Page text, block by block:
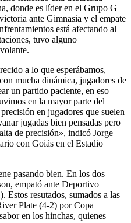
donde es líder en el Grupo G
ante Gimnasia y el empate
está afectando al
tuvo alguno
a lo que esperábamos,
mucha dinámica, jugadores de
un partido paciente, en eso
en la mayor parte del
en jugadores que suelen
jugadas bien pensadas pero
de precisión», indicó Jorge
con Goiás en el Estadio
pasando bien. En los dos
empató ante Deportivo
resutados, sumados a las
Plate (4-2) por Copa
en los hinchas, quienes